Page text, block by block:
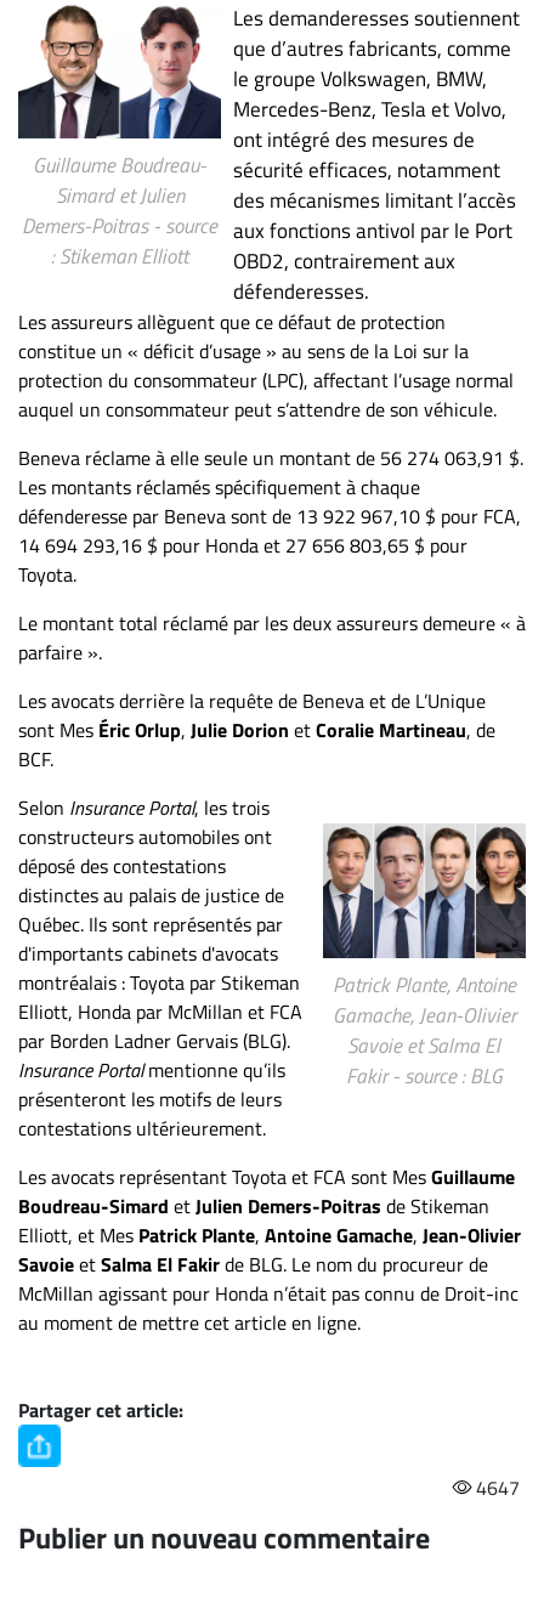
Guillaume Boudreau-
Simard et Julien
Demers-Poitras - source
: Stikeman Elliott
Les demanderesses soutiennent
que d’autres fabricants, comme
le groupe Volkswagen, BMW,
Mercedes-Benz, Tesla et Volvo,
ont intégré des mesures de
sécurité efficaces, notamment
des mécanismes limitant l’accès
aux fonctions antivol par le Port
OBD2, contrairement aux
défenderesses.
Les assureurs allèguent que ce défaut de protection
constitue un « déficit d’usage » au sens de la Loi sur la
protection du consommateur (LPC), affectant l’usage normal
auquel un consommateur peut s’attendre de son véhicule.
Beneva réclame à elle seule un montant de 56 274 063,91 $.
Les montants réclamés spécifiquement à chaque
défenderesse par Beneva sont de 13 922 967,10 $ pour FCA,
14 694 293,16 $ pour Honda et 27 656 803,65 $ pour
Toyota.
Le montant total réclamé par les deux assureurs demeure « à
parfaire ».
Les avocats derrière la requête de Beneva et de L’Unique
sont Mes Éric Orlup, Julie Dorion etCoralie Martineau, de
BCF.
Patrick Plante, Antoine
Gamache, Jean-Olivier
Savoie et Salma El
Fakir - source : BLG
Selon Insurance Portal, les trois
constructeurs automobiles ont
déposé des contestations
distinctes au palais de justice de
Québec. Ils sont représentés par
d'importants cabinets d'avocats
montréalais : Toyota par Stikeman
Elliott, Honda par McMillan et FCA
par Borden Ladner Gervais (BLG).
Insurance Portalmentionne qu’ils
présenteront les motifs de leurs
contestations ultérieurement.
Les avocats représentant Toyota et FCA sont MesGuillaume
Boudreau-Simard etJulien Demers-Poitras de Stikeman
Elliott, et Mes Patrick Plante, Antoine Gamache, Jean-Olivier
SavoieetSalma El Fakirde BLG. Le nom du procureur de
McMillan agissant pour Honda n’était pas connu de Droit-inc
au moment de mettre cet article en ligne.
Partager cet article:
4647
Publier un nouveau commentaire